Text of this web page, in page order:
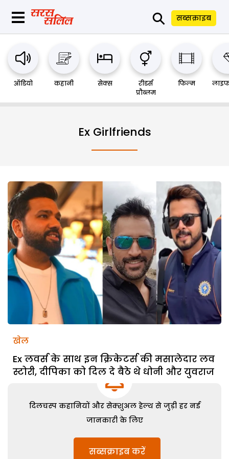
⚲ सब्सक्राइब
ऑडियो कहानी सेक्स
रीडर्स
प्रौब्लम
फिल्म
Ex Girlfriends
खेल
Ex लवर्स के साथ इन क्रिकेटर्स की मसालेदार लव
स्टोरी, दीपिका को दिल दे बैठे थे धोनी और युवराज
दिलचस्प कहानियों और सेक्शुअल हेल्थ से जुड़ी हर नई
जानकारी के लिए
सब्सक्राइब करें